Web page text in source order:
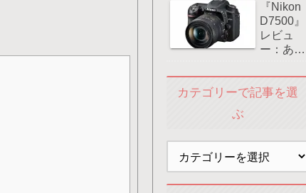
コのよう
にファイ
ルが分割
される
使い方は
こうだ！
『Nikon
D7500』
レビュ
ー：あな
肢は後継
機かそれ
カテゴリーで記事を選
ぶ